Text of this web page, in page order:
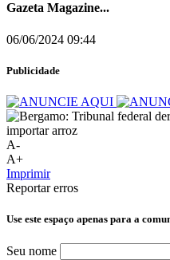
Gazeta Magazine...
06/06/2024 09:44
Publicidade
A-
A+
Imprimir
Reportar erros
Use este espaço apenas para a
Seu nome